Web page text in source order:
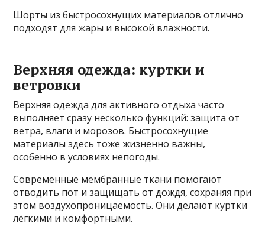
Шорты из быстросохнущих материалов отлично
подходят для жары и высокой влажности.
Верхняя одежда: куртки и
ветровки
Верхняя одежда для активного отдыха часто
выполняет сразу несколько функций: защита от
ветра, влаги и морозов. Быстросохнущие
материалы здесь тоже жизненно важны,
особенно в условиях непогоды.
Современные мембранные ткани помогают
отводить пот и защищать от дождя, сохраняя при
этом воздухопроницаемость. Они делают куртки
лёгкими и комфортными.